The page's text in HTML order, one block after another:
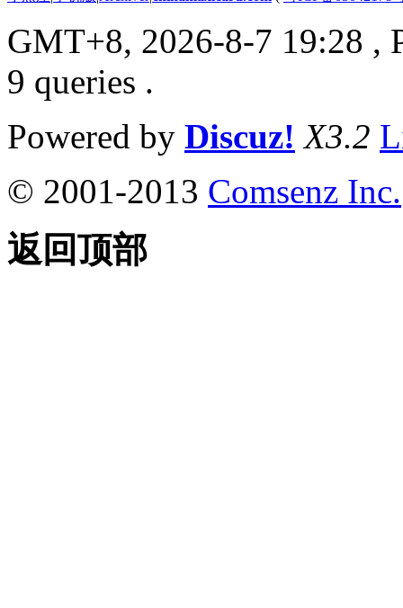
GMT+8, 2026-8-7 19:28 ,
9 queries .
Powered by Discuz! X3.2
© 2001-2013 Comsenz Inc.
返回顶部